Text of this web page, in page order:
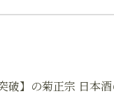
破】の菊正宗 日本